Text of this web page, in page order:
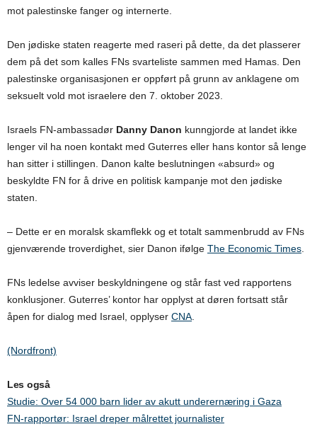
mot palestinske fanger og internerte.
Den jødiske staten reagerte med raseri på dette, da det plasserer
dem på det som kalles FNs svarteliste sammen med Hamas. Den
palestinske organisasjonen er oppført på grunn av anklagene om
seksuelt vold mot israelere den 7. oktober 2023.
Israels FN-ambassadør Danny Danon kunngjorde at landet ikke
lenger vil ha noen kontakt med Guterres eller hans kontor så lenge
han sitter i stillingen. Danon kalte beslutningen «absurd» og
beskyldte FN for å drive en politisk kampanje mot den jødiske
staten.
– Dette er en moralsk skamflekk og et totalt sammenbrudd av FNs
gjenværende troverdighet, sier Danon ifølge The Economic Times
FNs ledelse avviser beskyldningene og står fast ved rapportens
konklusjoner. Guterres’ kontor har opplyst at døren fortsatt står
åpen for dialog med Israel, opplyser CNA
(Nordfront)
Les også
Studie: Over 54 000 barn lider av akutt underernæring i Gaza
FN-rapportør: Israel dreper målrettet journalister